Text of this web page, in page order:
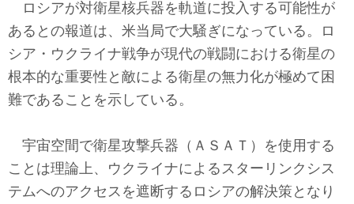
コメンタリー
社説
東アジア
東京発
ロシアが対衛星核兵器を軌道に投入する可能性が
あるとの報道は、米当局で大騒ぎになっている。ロ
シア・ウクライナ戦争が現代の戦闘における衛星の
根本的な重要性と敵による衛星の無力化が極めて困
難であることを示している。
宇宙空間で衛星攻撃兵器（ＡＳＡＴ）を使用する
ことは理論上、ウクライナによるスターリンクシス
テムへのアクセスを遮断するロシアの解決策となり